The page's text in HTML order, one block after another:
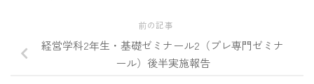
前の記事
経営学科2年生・基礎ゼミナール2（プレ専門ゼミナ
ール）後半実施報告